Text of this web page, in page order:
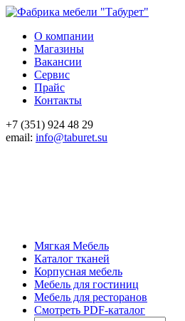
О компании
Магазины
Вакансии
Сервис
Прайс
Контакты
+7 (351) 924 48 29
email: info@taburet.su
Мягкая Мебель
Каталог тканей
Корпусная мебель
Мебель для гостиниц
Мебель для ресторанов
Смотреть PDF-каталог